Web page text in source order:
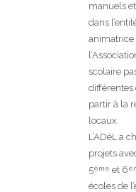
manuels
dans
animatrice
scolaire
différentes
partir à la
locaux.
L’ADéL a
projets
5ème et 6
écoles de